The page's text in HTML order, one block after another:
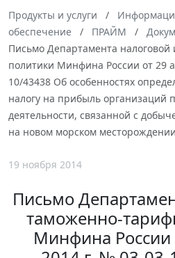
Продукты и услуги
обеспечение
ПРАЙМ
Письмо Департамента
политики Минфина России от 29
10/43438 Об особенностях
налогу на прибыль организаций
деятельности, связанной с
на новом морском
19 ноября 2014
Письмо
таможенно-
Минфина России